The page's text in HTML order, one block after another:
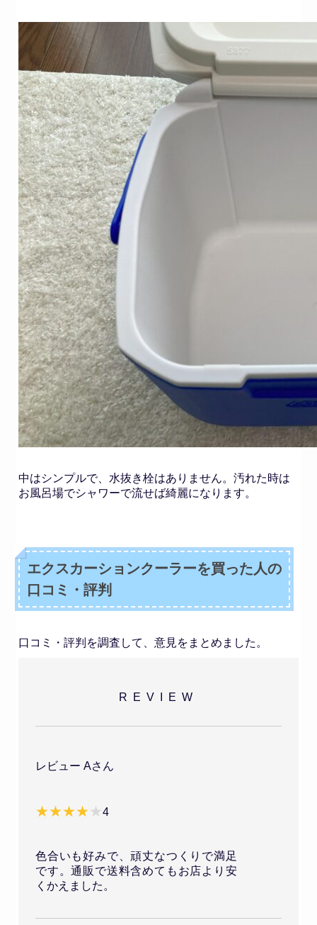
中はシンプルで、水抜き栓はありません。汚れた時は
お風呂場でシャワーで流せば綺麗になります。
エクスカーションクーラーを買った人の
口コミ・評判
口コミ・評判を調査して、意見をまとめました。
REVIEW
レビュー Aさん
4
色合いも好みで、頑丈なつくりで満足
です。通販で送料含めてもお店より安
くかえました。